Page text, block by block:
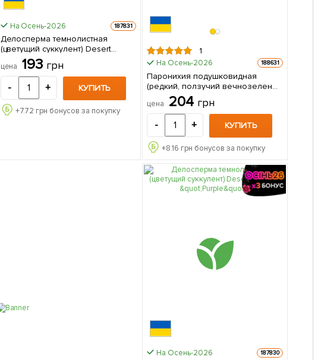
На Осень-2026 187831
Делосперма темнолистная
(цветущий суккулент) Desert
Dancers "Red" (Корневище) 1
саженец в упаковке
цена 193 грн
- + КУПИТЬ
+7.72 грн бонусов за покупку
1
На Осень-2026 188631
Паронихия подушковидная
(редкий, ползучий вечнозеленый
многолетник) (Корневище) 1
саженец в упаковке
цена 204 грн
- + КУПИТЬ
+8.16 грн бонусов за покупку
На Осень-2026 187830